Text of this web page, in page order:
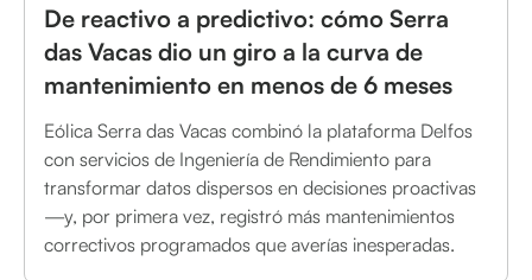
De reactivo a predictivo: cómo Serra
das Vacas dio un giro a la curva de
mantenimiento en menos de 6 meses
Eólica Serra das Vacas combinó la plataforma Delfos
con servicios de Ingeniería de Rendimiento para
transformar datos dispersos en decisiones proactivas
—y, por primera vez, registró más mantenimientos
correctivos programados que averías inesperadas.